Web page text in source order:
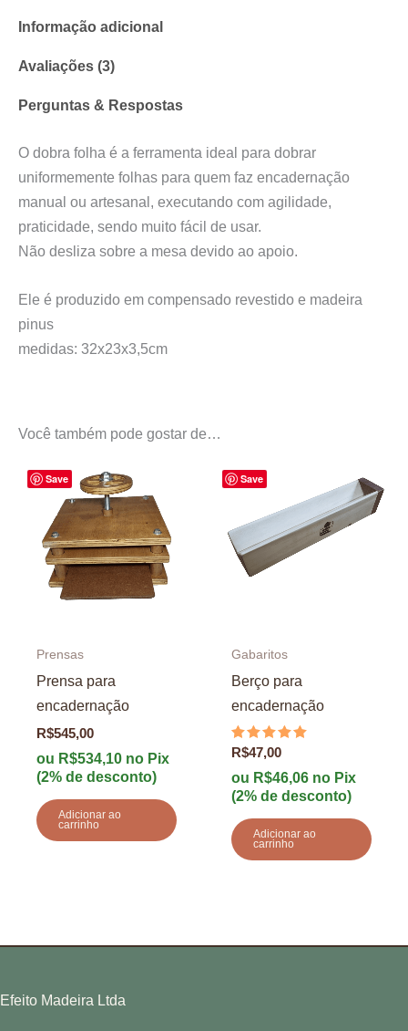
Informação adicional
Avaliações (3)
Perguntas & Respostas
O dobra folha é a ferramenta ideal para dobrar
uniformemente folhas para quem faz encadernação
manual ou artesanal, executando com agilidade,
praticidade, sendo muito fácil de usar.
Não desliza sobre a mesa devido ao apoio.
Ele é produzido em compensado revestido e madeira
pinus
medidas: 32x23x3,5cm
Você também pode gostar de…
Save
Prensas
Prensa para
encadernação
R$545,00
ou R$534,10no Pix
(2% de desconto)
Adicionar ao
carrinho
Save
Gabaritos
Berço para
encadernação
Avaliação
5.00
de 5
R$47,00
ou R$46,06no Pix
(2% de desconto)
Adicionar ao
carrinho
Efeito Madeira Ltda